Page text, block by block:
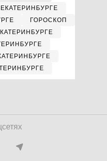
ГОРОСКОП